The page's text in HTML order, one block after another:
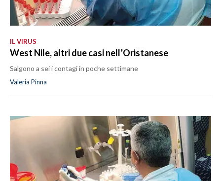
IL VIRUS
West Nile, altri due casi nell’Oristanese
Salgono a sei i contagi in poche settimane
Valeria Pinna